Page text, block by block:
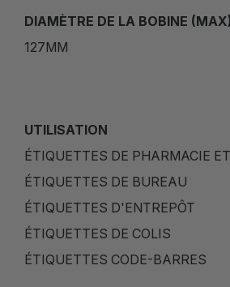
DIAMÈTRE DE LA BOBINE
127MM
UTILISATION
ÉTIQUETTES DE PHARMACIE
ÉTIQUETTES DE BUREAU
ÉTIQUETTES D'ENTREPÔT
ÉTIQUETTES DE COLIS
ÉTIQUETTES CODE-BARRES